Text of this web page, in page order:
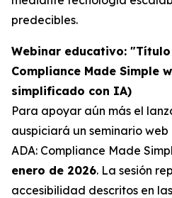
predecibles.
Webinar educativo:
Compliance Made Simple
simplificado con IA)
Para apoyar aún más el
auspiciará un seminario web
ADA: Compliance Made
enero de 2026. La sesión
accesibilidad descritos en las